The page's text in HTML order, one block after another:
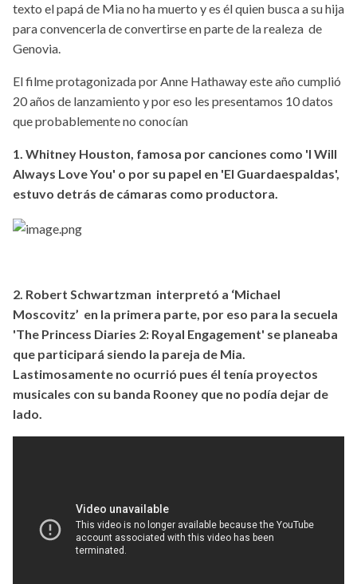
texto el papá de Mia no ha muerto y es él quien busca a su hija
para convencerla de convertirse en parte de la realeza de
Genovia.
El filme protagonizada por Anne Hathaway este año cumplió
20 años de lanzamiento y por eso les presentamos 10 datos
que probablemente no conocían
1. Whitney Houston, famosa por canciones como 'I Will
Always Love You' o por su papel en 'El Guardaespaldas',
estuvo detrás de cámaras como productora.
2. Robert Schwartzman interpretó a ‘Michael
Moscovitz’ en la primera parte, por eso para la secuela
'The Princess Diaries 2: Royal Engagement' se planeaba
que participará siendo la pareja de Mia.
Lastimosamente no ocurrió pues él tenía proyectos
musicales con su banda Rooney que no podía dejar de
lado.